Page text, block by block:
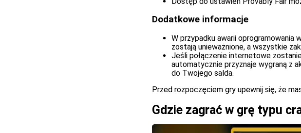
Dodatkowe informacje
W przypadku awarii oprogramowania
zostają unieważnione, a wszystkie
Jeśli połączenie internetowe
automatycznie przyznaje wygraną z
do Twojego salda.
Przed rozpoczęciem gry upewnij się, że
Gdzie zagrać w grę typu